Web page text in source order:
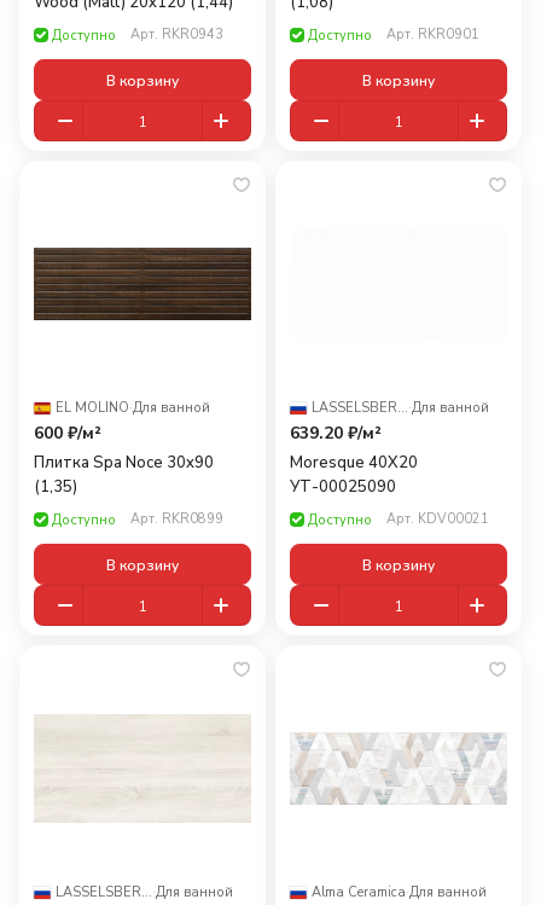
Доступно Арт. RKR0943
В корзину
Доступно Арт. RKR0901
В корзину
EL MOLINO·Для ванной
600 ₽/м²
Плитка Spa Noce 30x90
(1,35)
Доступно Арт. RKR0899
В корзину
LASSELSBERGER·Для ванной
639.20 ₽/м²
Moresque 40X20
УТ-00025090
Доступно Арт. KDV00021
В корзину
LASSELSBERGER·Для ванной Alma Ceramica·Для ванной